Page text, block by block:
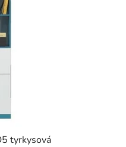
tyrkysová